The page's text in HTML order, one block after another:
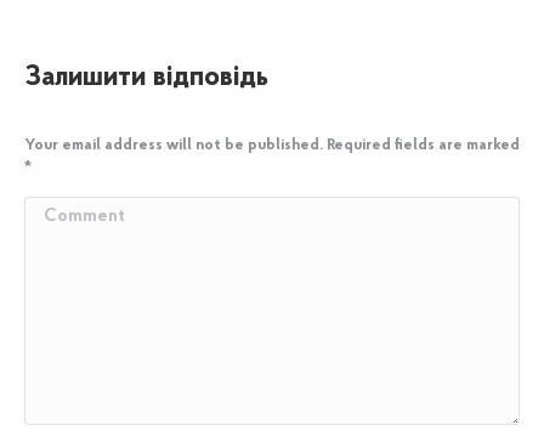
Залишити відповідь
Your email address will not be published. Required fields are marked
*
Comment